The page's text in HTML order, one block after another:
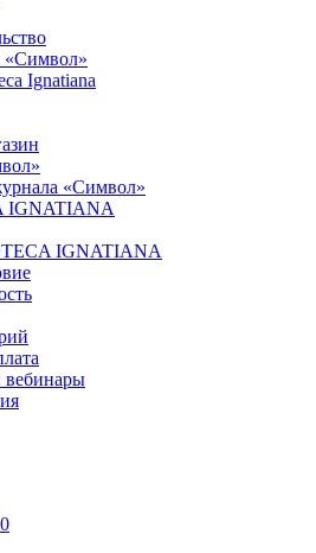
Ignatiana
«Символ»
IGNATIANA
IGNATIANA
0